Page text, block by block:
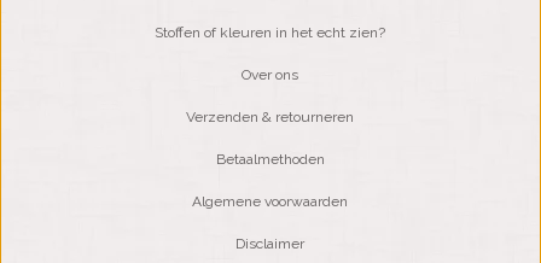
Stoffen of kleuren in het echt zien?
Over ons
Verzenden & retourneren
Betaalmethoden
Algemene voorwaarden
Disclaimer